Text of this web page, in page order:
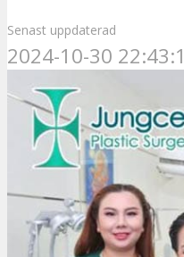
Senast uppdaterad
2024-10-30